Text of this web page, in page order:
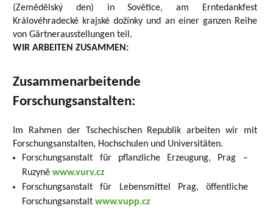
(Zemědělský den) in Sovětice, am Erntedankfest
Královéhradecké krajské dožínky und an einer ganzen Reihe
von Gärtnerausstellungen teil.
WIR ARBEITEN ZUSAMMEN:
Zusammenarbeitende
Forschungsanstalten:
Im Rahmen der Tschechischen Republik arbeiten wir mit
Forschungsanstalten, Hochschulen und Universitäten.
Forschungsanstalt für pflanzliche Erzeugung, Prag –
Ruzyněwww.vurv.cz
Forschungsanstalt für Lebensmittel Prag, öffentliche
Forschungsanstaltwww.vupp.cz